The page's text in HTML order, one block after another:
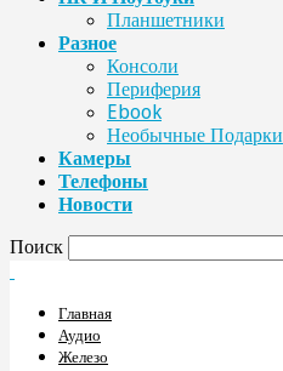
Планшетники
Разное
Консоли
Периферия
Ebook
Необычные Подарки
Камеры
Телефоны
Новости
Поиск
Главная
Аудио
Железо